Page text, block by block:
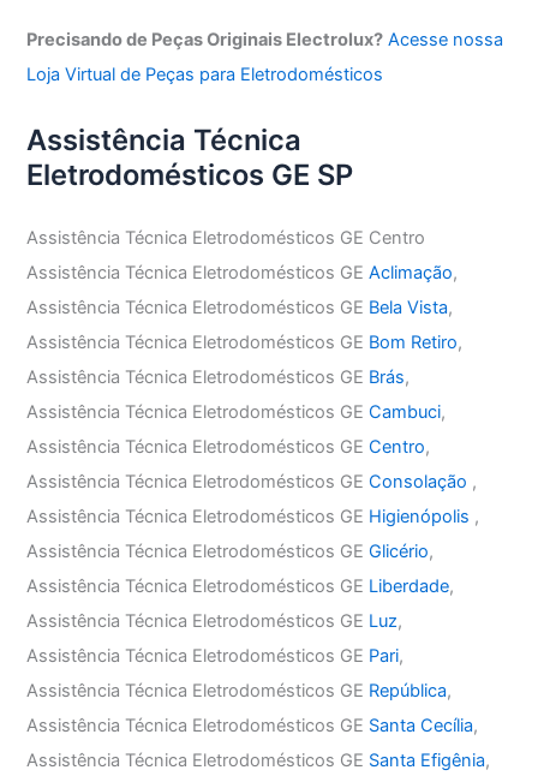
Precisando de Peças Originais Electrolux? Acesse nossa
Loja Virtual de Peças para Eletrodomésticos
Assistência Técnica
Eletrodomésticos GE SP
Assistência Técnica Eletrodomésticos GE Centro
Assistência Técnica Eletrodomésticos GEAclimação,
Assistência Técnica Eletrodomésticos GE Bela Vista,
Assistência Técnica Eletrodomésticos GE Bom Retiro,
Assistência Técnica Eletrodomésticos GE Brás,
Assistência Técnica Eletrodomésticos GECambuci,
Assistência Técnica Eletrodomésticos GECentro,
Assistência Técnica Eletrodomésticos GEConsolação ,
Assistência Técnica Eletrodomésticos GE Higienópolis ,
Assistência Técnica Eletrodomésticos GEGlicério,
Assistência Técnica Eletrodomésticos GE Liberdade,
Assistência Técnica Eletrodomésticos GE Luz,
Assistência Técnica Eletrodomésticos GE Pari,
Assistência Técnica Eletrodomésticos GE República,
Assistência Técnica Eletrodomésticos GE Santa Cecília,
Assistência Técnica Eletrodomésticos GE Santa Efigênia,